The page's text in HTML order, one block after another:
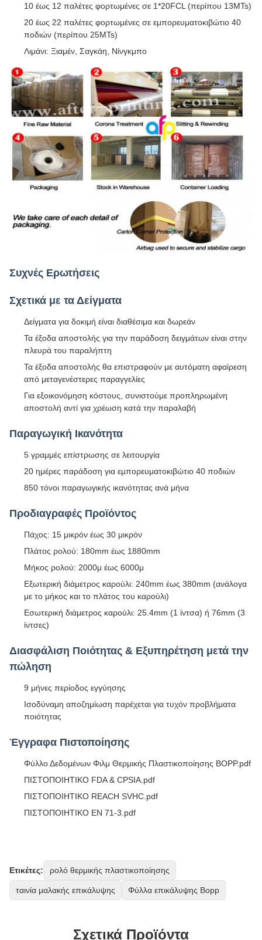
10 έως 12 παλέτες φορτωμένες σε 1*20FCL (περίπου 13MTs)
20 έως 22 παλέτες φορτωμένες σε εμπορευματοκιβώτιο 40
ποδιών (περίπου 25MTs)
Λιμάνι: Ξιαμέν, Σαγκάη, Νίνγκμπο
Συχνές Ερωτήσεις
Σχετικά με τα Δείγματα
Δείγματα για δοκιμή είναι διαθέσιμα και δωρεάν
Τα έξοδα αποστολής για την παράδοση δειγμάτων είναι στην
πλευρά του παραλήπτη
Τα έξοδα αποστολής θα επιστραφούν με αυτόματη αφαίρεση
από μεταγενέστερες παραγγελίες
Για εξοικονόμηση κόστους, συνιστούμε προπληρωμένη
αποστολή αντί για χρέωση κατά την παραλαβή
Παραγωγική Ικανότητα
5 γραμμές επίστρωσης σε λειτουργία
20 ημέρες παράδοση για εμπορευματοκιβώτιο 40 ποδιών
850 τόνοι παραγωγικής ικανότητας ανά μήνα
Προδιαγραφές Προϊόντος
Πάχος: 15 μικρόν έως 30 μικρόν
Πλάτος ρολού: 180mm έως 1880mm
Μήκος ρολού: 2000μ έως 6000μ
Εξωτερική διάμετρος καρούλι: 240mm έως 380mm (ανάλογα
με το μήκος και το πλάτος του καρούλι)
Εσωτερική διάμετρος καρούλι: 25.4mm (1 ίντσα) ή 76mm (3
ίντσες)
Διασφάλιση Ποιότητας & Εξυπηρέτηση μετά την
πώληση
9 μήνες περίοδος εγγύησης
Ισοδύναμη αποζημίωση παρέχεται για τυχόν προβλήματα
ποιότητας
Έγγραφα Πιστοποίησης
Φύλλο Δεδομένων Φιλμ Θερμικής Πλαστικοποίησης BOPP.pdf
ΠΙΣΤΟΠΟΙΗΤΙΚΟ FDA & CPSIA.pdf
ΠΙΣΤΟΠΟΙΗΤΙΚΟ REACH SVHC.pdf
ΠΙΣΤΟΠΟΙΗΤΙΚΟ EN 71-3.pdf
Ετικέτες: ρολό θερμικής πλαστικοποίησης
ταινία μαλακής επικάλυψης Φύλλα επικάλυψης Bopp
Σχετικά Προϊόντα